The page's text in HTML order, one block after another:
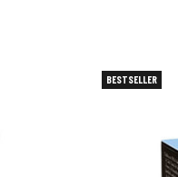
BESTSELLER